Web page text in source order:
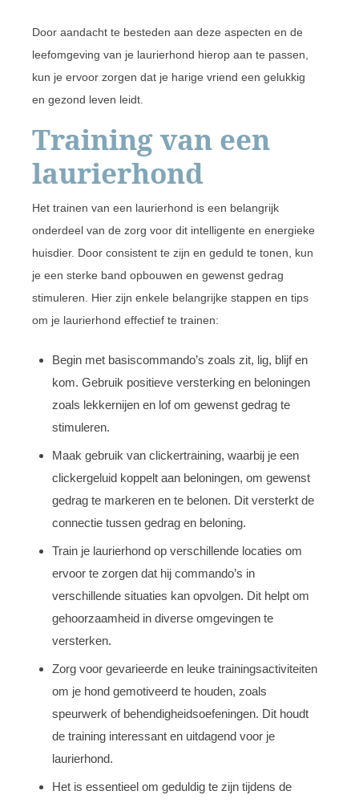
Door aandacht te besteden aan deze aspecten en de
leefomgeving van je laurierhond hierop aan te passen,
kun je ervoor zorgen dat je harige vriend een gelukkig
en gezond leven leidt.
Training van een
laurierhond
Het trainen van een laurierhond is een belangrijk
onderdeel van de zorg voor dit intelligente en energieke
huisdier. Door consistent te zijn en geduld te tonen, kun
je een sterke band opbouwen en gewenst gedrag
stimuleren. Hier zijn enkele belangrijke stappen en tips
om je laurierhond effectief te trainen:
Begin met basiscommando’s zoals zit, lig, blijf en
kom. Gebruik positieve versterking en beloningen
zoals lekkernijen en lof om gewenst gedrag te
stimuleren.
Maak gebruik van clickertraining, waarbij je een
clickergeluid koppelt aan beloningen, om gewenst
gedrag te markeren en te belonen. Dit versterkt de
connectie tussen gedrag en beloning.
Train je laurierhond op verschillende locaties om
ervoor te zorgen dat hij commando’s in
verschillende situaties kan opvolgen. Dit helpt om
gehoorzaamheid in diverse omgevingen te
versterken.
Zorg voor gevarieerde en leuke trainingsactiviteiten
om je hond gemotiveerd te houden, zoals
speurwerk of behendigheidsoefeningen. Dit houdt
de training interessant en uitdagend voor je
laurierhond.
Het is essentieel om geduldig te zijn tijdens de